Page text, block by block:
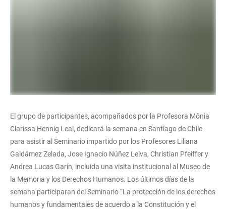
El grupo de participantes, acompañados por la Profesora Mônia
Clarissa Hennig Leal, dedicará la semana en Santiago de Chile
para asistir al Seminario impartido por los Profesores Liliana
Galdámez Zelada, Jose Ignacio Núñez Leiva, Christian Pfeiffer y
Andrea Lucas Garín, incluida una visita institucional al Museo de
la Memoria y los Derechos Humanos. Los últimos días de la
semana participaran del Seminario “La protección de los derechos
humanos y fundamentales de acuerdo a la Constitución y el